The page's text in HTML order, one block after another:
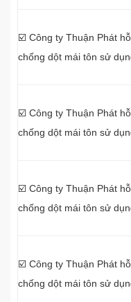
☑️ Công ty Thuận Phát
chống dột mái tôn sử
☑️ Công ty Thuận Phát
chống dột mái tôn sử
☑️ Công ty Thuận Phát
chống dột mái tôn sử
☑️ Công ty Thuận Phát
chống dột mái tôn sử